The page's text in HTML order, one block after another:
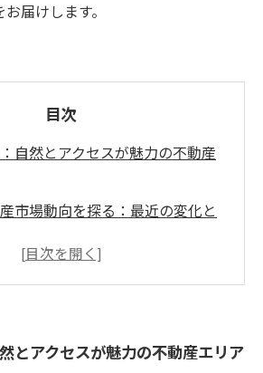
届けします。
目次
自然とアクセスが魅力の不動産
市場動向を探る：最近の変化と
とアクセスが魅力の不動産エリア